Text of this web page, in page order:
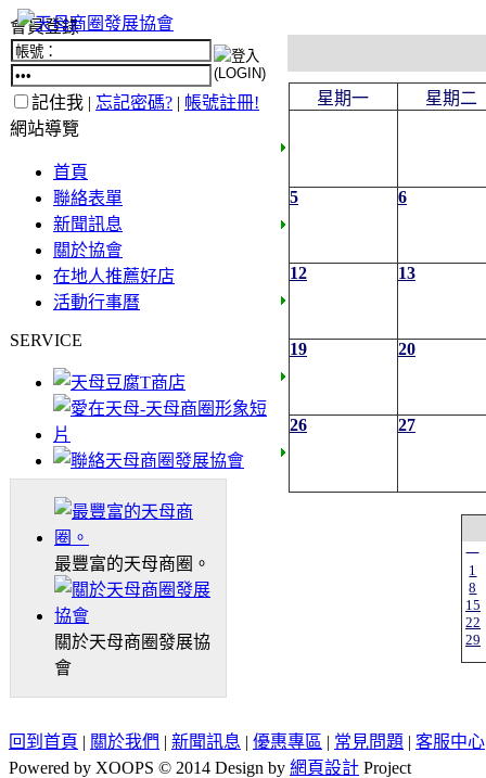
會員登錄
記住我 | 忘記密碼? | 帳號註冊!
網站導覽
首頁
聯絡表單
新聞訊息
關於協會
在地人推薦好店
活動行事曆
SERVICE
最豐富的天母商圈。
關於天母商圈發展協
會
星期一 星期二
5 6
12 13
19 20
26 27
一
1
8
15
22
29
回到首頁 | 關於我們 | 新聞訊息 | 優惠專區 | 常見問題 | 客服中心
Powered by XOOPS © 2014 Design by 網頁設計 Project